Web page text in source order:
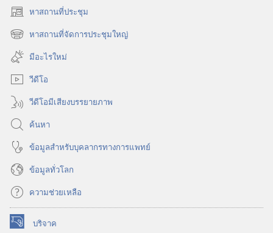
หาสถานที่ประชุม
(เปิด
หน้าต่างหาสถานที่จัดการประชุมใหญ่
(เปิด
หน้าต่าง
ใหม่)
มีอะไรใหม่
วีดีโอ
วีดีโอมีเสียงบรรยายภาพ
ค้นหา
ข้อมูล​สำหรับ​บุคลากร​ทาง​การ​แพทย์
ข้อมูล​ทั่ว​โลก
ความช่วยเหลือ
บริจาค
(เปิด